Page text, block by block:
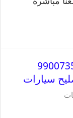
| كراج صباح الناصر 99007355
سيارات